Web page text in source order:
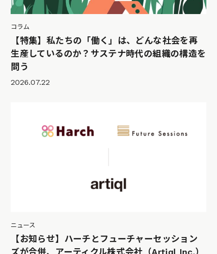
コラム
【特集】私たちの「働く」は、どんな社会を再
生産しているのか？サステナ時代の組織の構造を
問う
2026.07.22
ニュース
【お知らせ】ハーチとフューチャーセッション
ズが合併、アーティクル株式会社（Artiql Inc.）